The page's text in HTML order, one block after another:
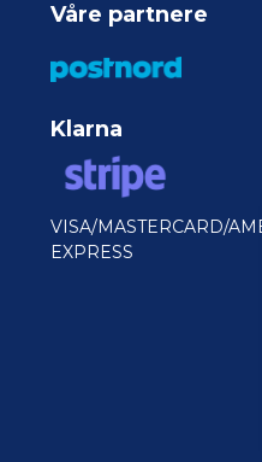
Våre partnere
Klarna
VISA/MASTERCARD/
EXPRESS